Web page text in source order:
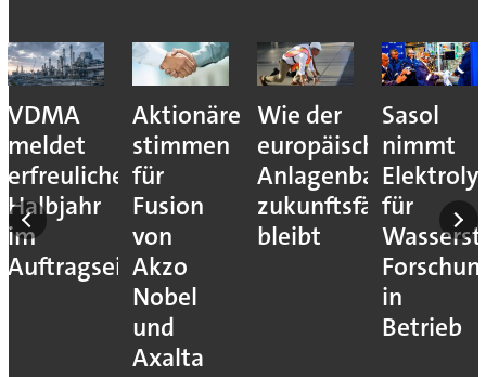
VDMA
meldet
erfreuliches
Halbjahr
im
Auftragseingang
Aktionäre
stimmen
für
Fusion
von
Akzo
Nobel
und
Axalta
Wie der
europäische
Anlagenbau
zukunftsfähig
bleibt
Sasol
nimmt
für
in
Betrieb